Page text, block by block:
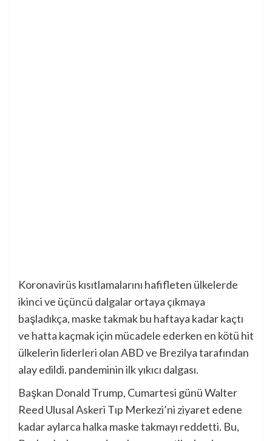
Koronavirüs kısıtlamalarını hafifleten ülkelerde
ikinci ve üçüncü dalgalar ortaya çıkmaya
başladıkça, maske takmak bu haftaya kadar kaçtı
ve hatta kaçmak için mücadele ederken en kötü hit
ülkelerin liderleri olan ABD ve Brezilya tarafından
alay edildi. pandeminin ilk yıkıcı dalgası.
Başkan Donald Trump, Cumartesi günü Walter
Reed Ulusal Askeri Tıp Merkezi’ni ziyaret edene
kadar aylarca halka maske takmayı reddetti. Bu,